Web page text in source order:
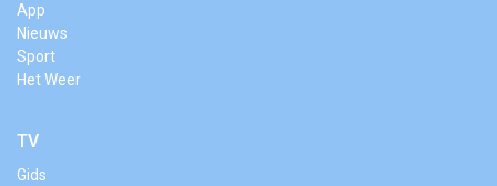
App
Nieuws
Sport
Het Weer
TV
Gids